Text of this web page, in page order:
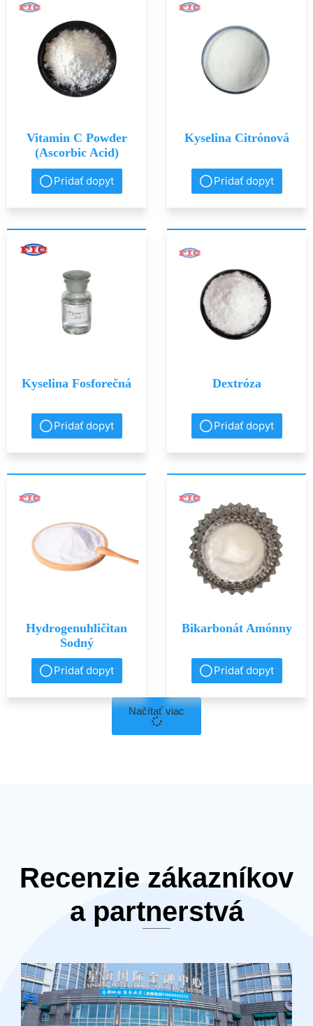
Vitamin C Powder
(Ascorbic Acid)
Pridať dopyt
Kyselina Citrónová
Pridať dopyt
Kyselina Fosforečná
Pridať dopyt
Dextróza
Pridať dopyt
Hydrogenuhličitan
Sodný
Pridať dopyt
Bikarbonát Amónny
Pridať dopyt
Načítať viac
Recenzie zákazníkov
a partnerstvá